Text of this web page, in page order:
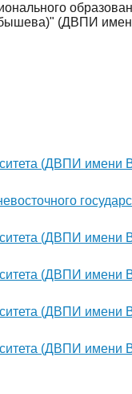
(ДВПИ
(ДВПИ имени
(ДВПИ имени
(ДВПИ имени
(ДВПИ имени
(ДВПИ имени